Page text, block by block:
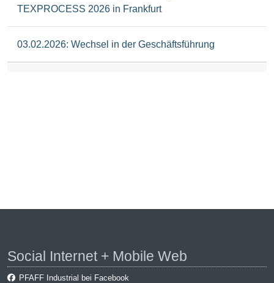
TEXPROCESS 2026 in Frankfurt
03.02.2026: Wechsel in der Geschäftsführung
Social Internet + Mobile Web
PFAFF Industrial bei Facebook